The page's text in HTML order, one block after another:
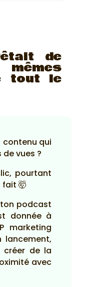
de
tout le
contenu qui
vues ?
pourtant
fait 🤯
podcast
donnée à
marketing
lancement,
créer de la
avec